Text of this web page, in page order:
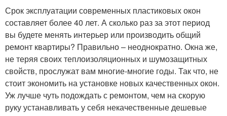
Срок эксплуатации современных пластиковых окон
составляет более 40 лет. А сколько раз за этот период
вы будете менять интерьер или производить общий
ремонт квартиры? Правильно – неоднократно. Окна же,
не теряя своих теплоизоляционных и шумозащитных
свойств, прослужат вам многие-многие годы. Так что, не
стоит экономить на установке новых качественных окон.
Уж лучше чуть подождать с ремонтом, чем на скорую
руку устанавливать у себя некачественные дешевые